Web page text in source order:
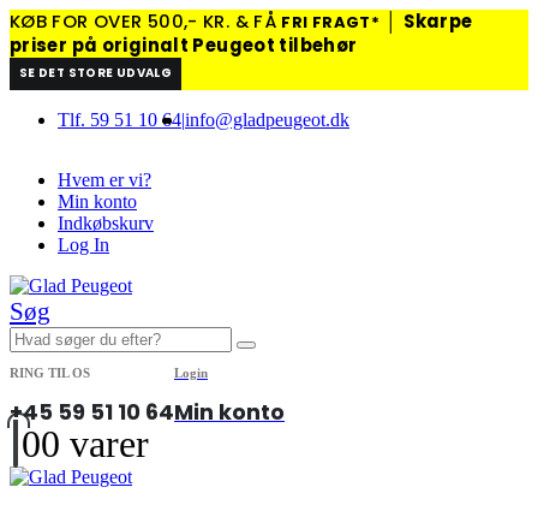
KØB FOR OVER 500,- KR. & FÅ FRI FRAGT*
Skarpe
priser på originalt Peugeot tilbehør
SE DET STORE UDVALG
Tlf. 59 51 10 64|info@gladpeugeot.dk
Hvem er vi?
Min konto
Indkøbskurv
Log In
Søg
RING TIL OS
+45 59 51 10 64
Login
Min konto
00 varer